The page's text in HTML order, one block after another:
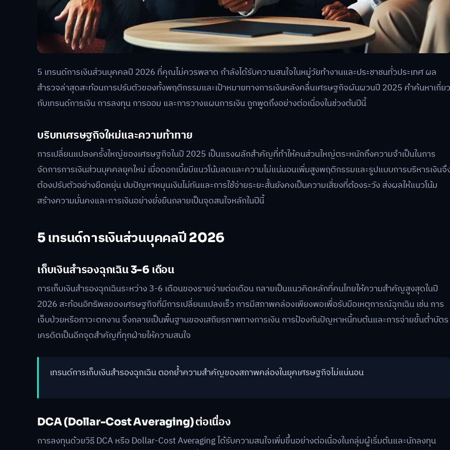
5 เทรนด์การเงินส่วนบุคคลปี 2026 ที่คุณไม่ควรพลาด กำลังได้รับความสนใจในหมู่วัยทำงานและประชาชนทั่วประเทศ ผล
สำรวจล่าสุดสะท้อนการปรับตัวของทั้งพฤติกรรมและเป้าหมายทางการเงินหลังคลื่นเศรษฐกิจผันผวนปี 2025 คำค้นหาเกี่ยว
กับเทรนด์การเงิน การลงทุน การออม และการวางแผนการเงิน ถูกพูดถึงอย่างต่อเนื่องในช่วงต้นปีนี้
บริบทเศรษฐกิจใหม่และความท้าทาย
การเปลี่ยนแปลงครั้งใหญ่ของเศรษฐกิจในปี 2025 เป็นแรงผลักสำคัญที่ทำให้คนส่วนใหญ่ตระหนักถึงความจำเป็นในการ
จัดการการเงินส่วนบุคคลยุคใหม่ เมื่อดอกเบี้ยมีแนวโน้มลดและความไม่แน่นอนเพิ่มสูงพฤติกรรมและรูปแบบการบริหารเงินจึ
ต้องปรับตัวอย่างยืดหยุ่น ปมปัญหาหมุนเงินไม่ทันและการใช้จ่ายระยะสั้นยังคงเป็นความเสี่ยงที่ต้องระวัง ส่งผลให้แนวโน้ม
สร้างความมั่นคงและการเงินอย่างยั่งยืนกลายเป็นจุดสนใจหลักในปีนี้
5 เทรนด์การเงินส่วนบุคคลปี 2026
เก็บเงินสำรองฉุกเฉิน 3-6 เดือน
การเก็บเงินสำรองฉุกเฉินระหว่าง 3-6 เดือนของรายจ่ายต่อเดือน กลายเป็นแนวคิดหลักที่คนไทยให้ความสำคัญสูงสุดในปี
2026 สะท้อนอิทธิพลของเศรษฐกิจที่มีการเปลี่ยนแปลงเร็ว การมีสภาพคล่องเพียงพอเพื่อรับมือเหตุการณ์ฉุกเฉิน เช่น การ
เจ็บป่วยหรือภาวะตกงาน จึงกลายเป็นพื้นฐานของเสถียรภาพทางการเงิน การป้องกันปัญหาหนี้ทบต้นและการจ่ายขั้นต่ำบัตร
เครดิตเป็นอีกจุดสำคัญที่ทุกฝ่ายให้ความสนใจ
เทรนด์การเก็บเงินสำรองฉุกเฉิน ตอกย้ำความสำคัญของสภาพคล่องในยุคเศรษฐกิจไม่แน่นอน
DCA (Dollar-Cost Averaging) ต่อเนื่อง
การลงทุนด้วยวิธี DCA หรือ Dollar-Cost Averaging ได้รับความสนใจเพิ่มขึ้นอย่างต่อเนื่องในกลุ่มผู้เริ่มต้นและนักลงทุน